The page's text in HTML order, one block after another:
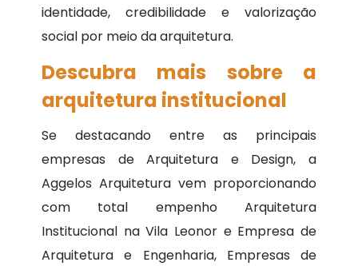
identidade, credibilidade e valorização
social por meio da arquitetura.
Descubra mais sobre a
arquitetura institucional
Se destacando entre as principais
empresas de Arquitetura e Design, a
Aggelos Arquitetura vem proporcionando
com total empenho Arquitetura
Institucional na Vila Leonor e Empresa de
Arquitetura e Engenharia, Empresas de